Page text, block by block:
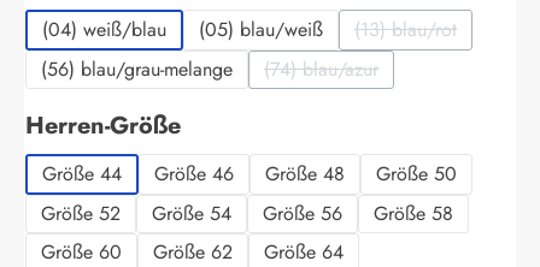
(04) weiß/blau (05) blau/weiß (13) blau/rot
(Diese Option ist
(56) blau/grau-melange (74) blau/azur
(Diese Option ist zurzeit nicht
Herren-Größeauswählen
Größe 44 Größe 46 Größe 48
Größe 50
Größe 52
Größe 54 Größe 56
Größe 58
Größe 60
Größe 62 Größe 64